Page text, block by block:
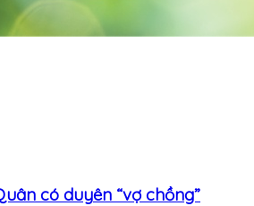
có duyên “vợ chồng”